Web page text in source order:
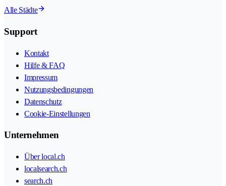
Alle Städte
Support
Kontakt
Hilfe & FAQ
Impressum
Nutzungsbedingungen
Datenschutz
Cookie-Einstellungen
Unternehmen
Über local.ch
localsearch.ch
search.ch